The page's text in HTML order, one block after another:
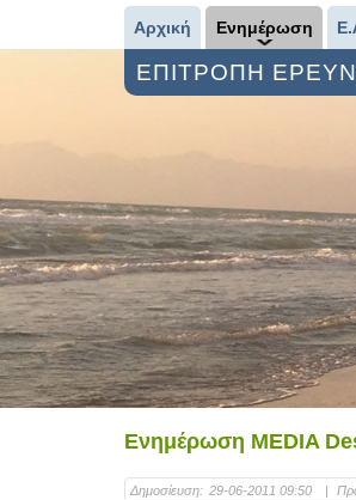
Αρχική Ενημέρωση
ΕΠΙΤΡΟΠΗ
Ενημέρωση MEDIA
Δημοσίευση: 29-06-2011 09:50 |